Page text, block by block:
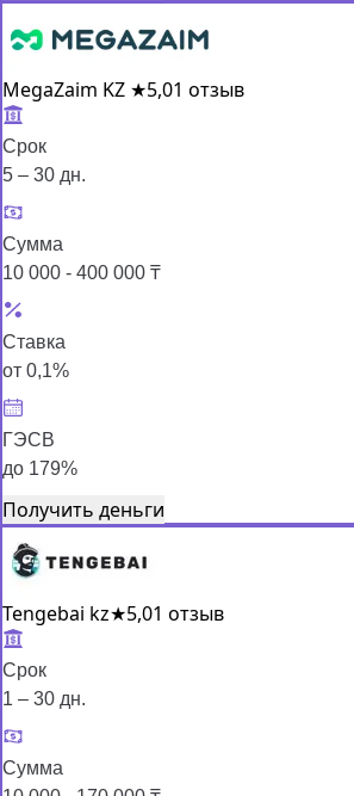
MegaZaim KZ ★5,01 отзыв
Срок
5 – 30 дн.
Сумма
10 000 - 400 000 ₸
Ставка
от 0,1%
ГЭСВ
до 179%
Получить деньги
Tengebai kz★5,01 отзыв
Срок
1 – 30 дн.
Сумма